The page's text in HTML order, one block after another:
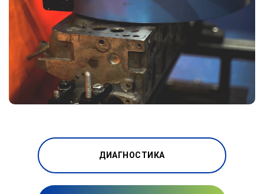
ДИАГНОСТИКА